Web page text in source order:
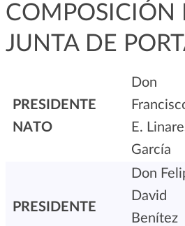
COMPOSICIÓN
JUNTA DE
PRESIDENTE
NATO
Don
E.
García
PRESIDENTE
Don
David
Benítez